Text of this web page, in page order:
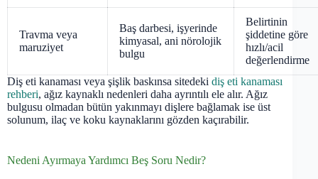
Travma veya
maruziyet
Baş darbesi, işyerinde
kimyasal, ani nörolojik
bulgu
Belirtinin
şiddetine göre
hızlı/acil
değerlendirme
Diş eti kanaması veya şişlik baskınsa sitedeki diş eti kanaması
rehberi, ağız kaynaklı nedenleri daha ayrıntılı ele alır. Ağız
bulgusu olmadan bütün yakınmayı dişlere bağlamak ise üst
solunum, ilaç ve koku kaynaklarını gözden kaçırabilir.
Nedeni Ayırmaya Yardımcı Beş Soru Nedir?